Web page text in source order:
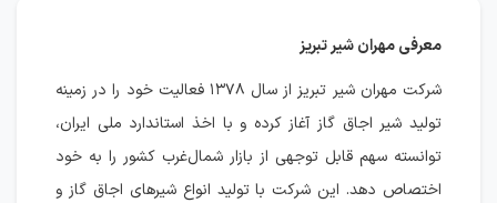
معرفی مهران شیر تبریز
شرکت مهران شیر تبریز از سال ۱۳۷۸ فعالیت خود را در زمینه
تولید شیر اجاق گاز آغاز کرده و با اخذ استاندارد ملی ایران،
توانسته سهم قابل توجهی از بازار شمال‌غرب کشور را به خود
اختصاص دهد. این شرکت با تولید انواع شیرهای اجاق گاز و